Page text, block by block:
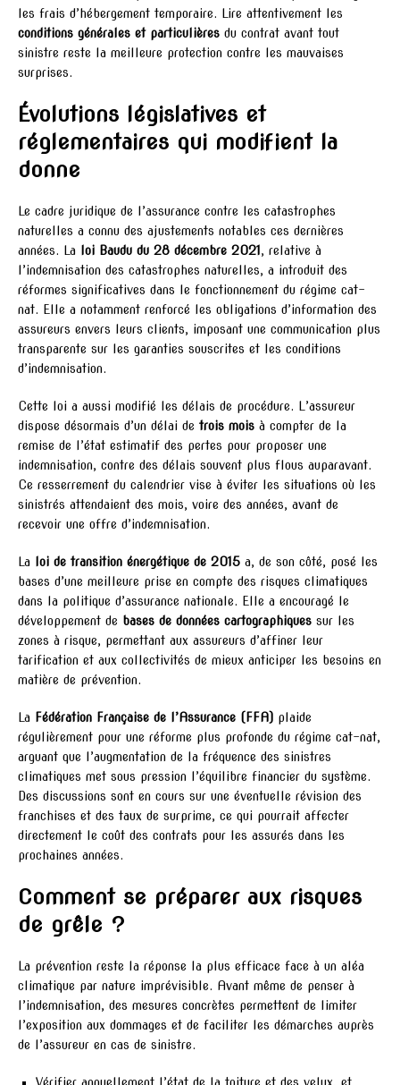
les frais d’hébergement temporaire. Lire attentivement les
conditions générales et particulières du contrat avant tout
sinistre reste la meilleure protection contre les mauvaises
surprises.
Évolutions législatives et
réglementaires qui modifient la
donne
Le cadre juridique de l’assurance contre les catastrophes
naturelles a connu des ajustements notables ces dernières
années. La
loi Baudu du 28 décembre 2021 , relative à
l’indemnisation des catastrophes naturelles, a introduit des
réformes significatives dans le fonctionnement du régime cat-
nat. Elle a notamment renforcé les obligations d’information des
assureurs envers leurs clients, imposant une communication plus
transparente sur les garanties souscrites et les conditions
d’indemnisation.
Cette loi a aussi modifié les délais de procédure. L’assureur
dispose désormais d’un délai de trois mois à compter de la
remise de l’état estimatif des pertes pour proposer une
indemnisation, contre des délais souvent plus flous auparavant.
Ce resserrement du calendrier vise à éviter les situations où les
sinistrés attendaient des mois, voire des années, avant de
recevoir une offre d’indemnisation.
La loi de transition énergétique de 2015 a, de son côté, posé les
bases d’une meilleure prise en compte des risques climatiques
dans la politique d’assurance nationale. Elle a encouragé le
développement de bases de données cartographiques sur les
zones à risque, permettant aux assureurs d’affiner leur
tarification et aux collectivités de mieux anticiper les besoins en
matière de prévention.
La Fédération Française de l’Assurance (FFA) plaide
régulièrement pour une réforme plus profonde du régime cat-nat,
arguant que l’augmentation de la fréquence des sinistres
climatiques met sous pression l’équilibre financier du système.
Des discussions sont en cours sur une éventuelle révision des
franchises et des taux de surprime, ce qui pourrait affecter
directement le coût des contrats pour les assurés dans les
prochaines années.
Comment se préparer aux risques
de grêle ?
La prévention reste la réponse la plus efficace face à un aléa
climatique par nature imprévisible. Avant même de penser à
l’indemnisation, des mesures concrètes permettent de limiter
l’exposition aux dommages et de faciliter les démarches auprès
de l’assureur en cas de sinistre.
Vérifier annuellement l’état de la toiture et des velux, et